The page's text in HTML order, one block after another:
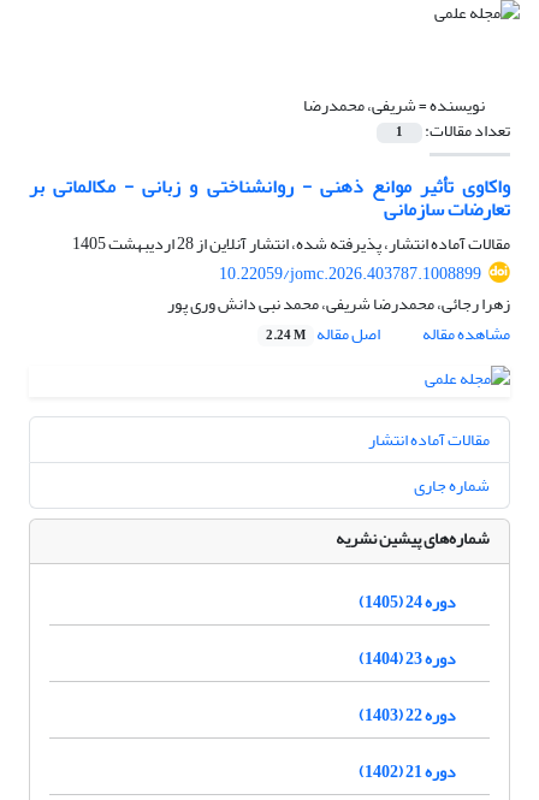
نویسنده =شریفی، محمدرضا
تعداد مقالات: 1
واکاوی تأثیر موانع ذهنی - روانشناختی و زبانی - مکالماتی بر
تعارضات سازمانی
مقالات آماده انتشار، پذیرفته شده، انتشار آنلاین از28 اردیبهشت 1405
10.22059/jomc.2026.403787.1008899
زهرا رجائی، محمدرضا شریفی، محمد نبی دانش وری پور
مشاهده مقاله
اصل مقاله 2.24 M
مقالات آماده انتشار
شماره جاری
شماره‌های پیشین نشریه
دوره 24 (1405)
دوره 23 (1404)
دوره 22 (1403)
دوره 21 (1402)